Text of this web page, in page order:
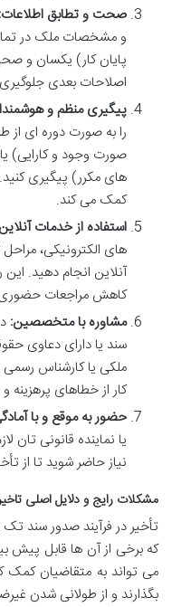
صحت و تطابق اطلاعات:
و مشخصات ملک در تمام
پایان کار) یکسان و
اصلاحات بعدی
پیگیری منظم و
را به صورت دوره ای از
صورت وجود و کارایی)
های مکرر) پیگیری
کمک می کند.
استفاده از خدمات
های الکترونیکی،
آنلاین انجام دهید.
کاهش مراجعات حضوری
مشاوره با متخصصین:
سند یا دارای دعاوی
ملکی یا کارشناس رسمی
کار از خطاهای پرهزینه
حضور به موقع و با
یا نماینده قانونی تان
نیاز حاضر شوید تا از
مشکلات رایج و دلایل اصلی
تأخیر در فرآیند صدور سند
که برخی از آن ها قابل پیش
می تواند به متقاضیان کمک
بگذارند و از طولانی شدن